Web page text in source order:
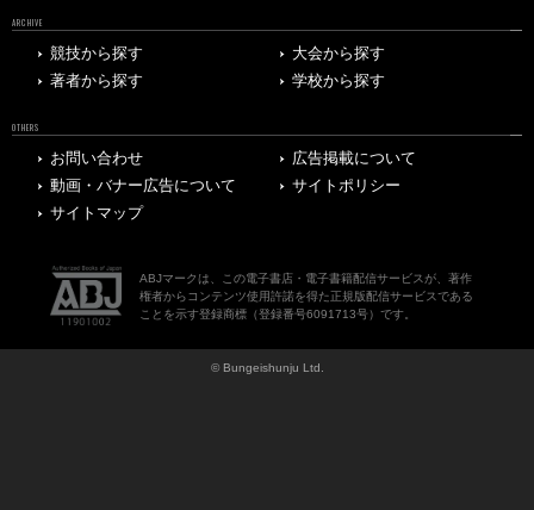
ARCHIVE
競技から探す
大会から探す
著者から探す
学校から探す
OTHERS
お問い合わせ
広告掲載について
動画・バナー広告について
サイトポリシー
サイトマップ
ABJマークは、この電子書店・電子書籍配信サービスが、著作
権者からコンテンツ使用許諾を得た正規版配信サービスである
ことを示す登録商標（登録番号6091713号）です。
© Bungeishunju Ltd.